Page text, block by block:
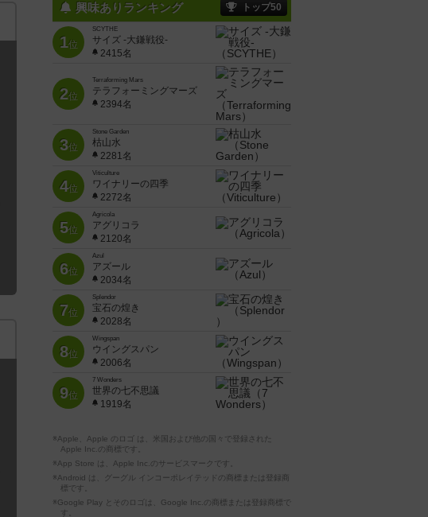
興味ありランキング トップ50
1位
SCYTHE
サイズ -大鎌戦役-
2415名
2位
Terraforming Mars
テラフォーミングマーズ
2394名
3位
Stone Garden
枯山水
2281名
4位
Viticulture
ワイナリーの四季
2272名
5位
Agricola
アグリコラ
2120名
6位
Azul
アズール
2034名
7位
Splendor
宝石の煌き
2028名
8位
Wingspan
ウイングスパン
2006名
9位
7 Wonders
世界の七不思議
1919名
※Apple、Apple のロゴ は、米国および他の国々で登録された
Apple Inc.の商標です。
※App Store は、Apple Inc.のサービスマークです。
※Android は、グーグル インコーポレイテッドの商標または登録商
標です。
※Google Play とそのロゴは、Google Inc.の商標または登録商標で
す。